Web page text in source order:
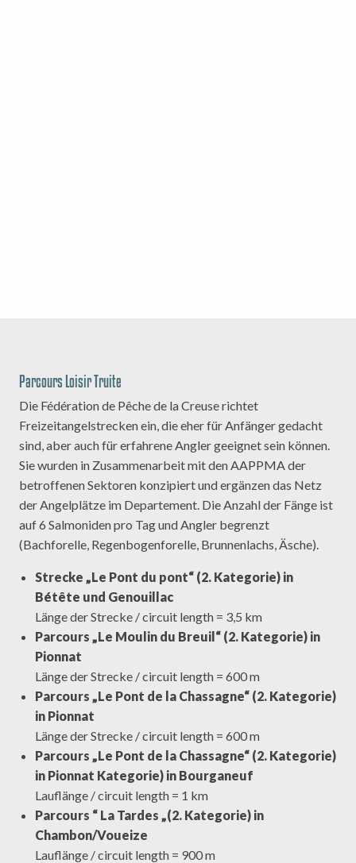
Parcours Loisir Truite
Die Fédération de Pêche de la Creuse richtet
Freizeitangelstrecken ein, die eher für Anfänger gedacht
sind, aber auch für erfahrene Angler geeignet sein können.
Sie wurden in Zusammenarbeit mit den AAPPMA der
betroffenen Sektoren konzipiert und ergänzen das Netz
der Angelplätze im Departement. Die Anzahl der Fänge ist
auf 6 Salmoniden pro Tag und Angler begrenzt
(Bachforelle, Regenbogenforelle, Brunnenlachs, Äsche).
Strecke „Le Pont du pont“ (2. Kategorie) in
Bétête und Genouillac
Länge der Strecke / circuit length = 3,5 km
Parcours „Le Moulin du Breuil“ (2. Kategorie) in
Pionnat
Länge der Strecke / circuit length = 600 m
Parcours „Le Pont de la Chassagne“ (2. Kategorie)
in Pionnat
Länge der Strecke / circuit length = 600 m
Parcours „Le Pont de la Chassagne“ (2. Kategorie)
in Pionnat Kategorie) in Bourganeuf
Lauflänge / circuit length = 1 km
Parcours “ La Tardes „(2. Kategorie) in
Chambon/Voueize
Lauflänge / circuit length = 900 m